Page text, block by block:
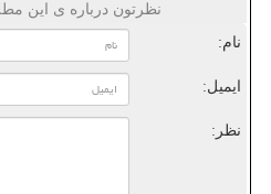
نظرتون درباره ی این
نام:
ایمیل:
نظر: